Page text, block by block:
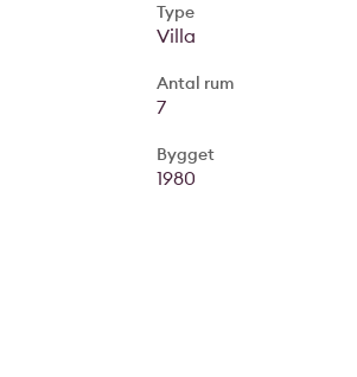
Type
Villa
Antal rum
7
Bygget
1980